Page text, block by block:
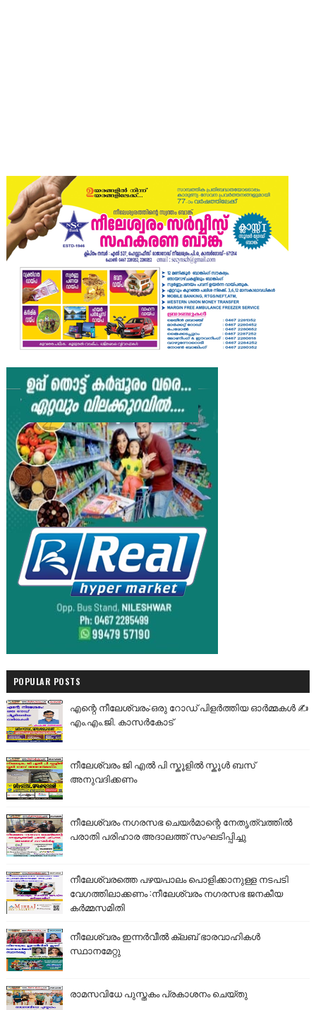
POPULAR POSTS
എന്റെ നീലേശ്വരം:ഒരു റോഡ് പിളർത്തിയ ഓർമ്മകൾ ✍️
എം.എം.ജി. കാസർകോട്
നീലേശ്വരം ജി എൽ പി സ്കൂളിൽ സ്കൂൾ ബസ്
അനുവദിക്കണം
നീലേശ്വരം നഗരസഭ ചെയർമാന്റെ നേതൃത്വത്തിൽ
പരാതി പരിഹാര അദാലത്ത് സംഘടിപ്പിച്ചു
നീലേശ്വരത്തെ പഴയപാലം പൊളിക്കാനുള്ള നടപടി
വേഗത്തിലാക്കണം :നീലേശ്വരം നഗരസഭ ജനകീയ
കർമ്മസമിതി
നീലേശ്വരം ഇന്നർവീൽ ക്ലബ് ഭാരവാഹികൾ
സ്ഥാനമേറ്റു
രാമസവിധേ പുസ്തകം പ്രകാശനം ചെയ്തു